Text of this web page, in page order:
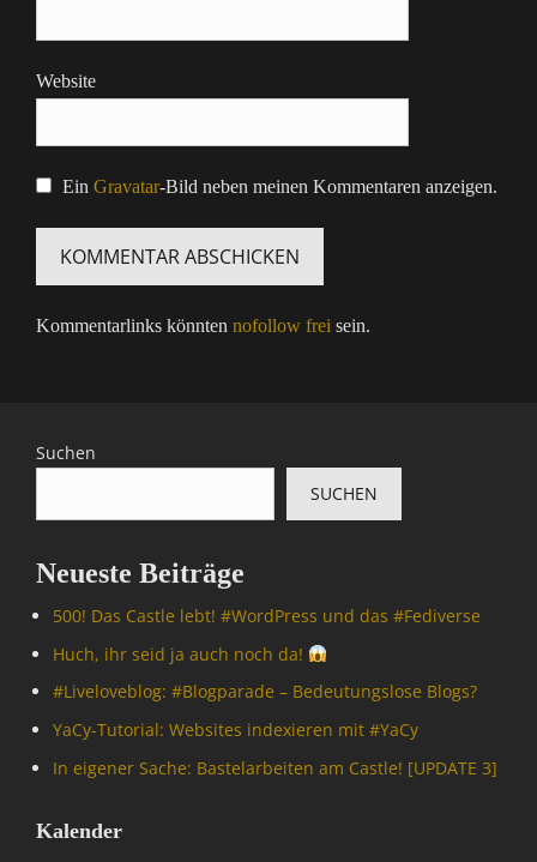
Website
Ein Gravatar-Bild neben meinen Kommentaren anzeigen.
Kommentarlinks könnten nofollow frei sein.
Suchen
SUCHEN
Neueste Beiträge
500! Das Castle lebt! #WordPress und das #Fediverse
Huch, ihr seid ja auch noch da!
#Livelove­blog: #Blogparade – Bedeutungslose Blogs?
YaCy-Tutorial: Websites indexieren mit #YaCy
In eigener Sache: Bastelarbeiten am Castle! [UPDATE 3]
Kalender